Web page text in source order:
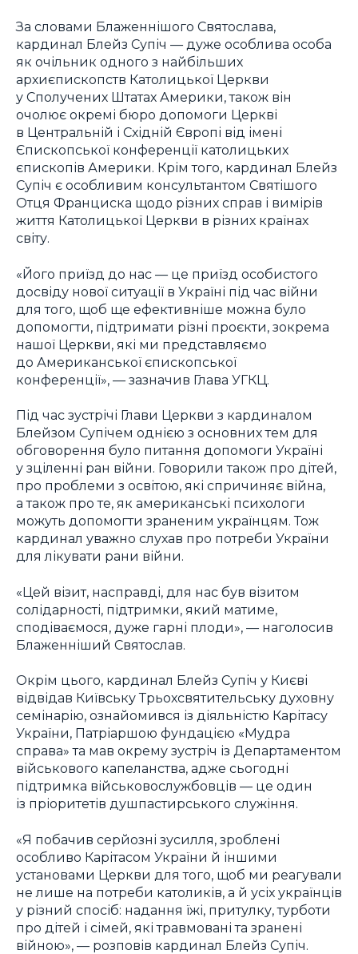
За словами Блаженнішого Святослава,
кардинал Блейз Супіч — дуже особлива особа
як очільник одного з найбільших
архиєпископств Католицької Церкви
у Сполучених Штатах Америки, також він
очолює окремі бюро допомоги Церкві
в Центральній і Східній Європі від імені
Єпископської конференції католицьких
єпископів Америки. Крім того, кардинал Блейз
Супіч є особливим консультантом Святішого
Отця Франциска щодо різних справ і вимірів
життя Католицької Церкви в різних країнах
світу.
«Його приїзд до нас — це приїзд особистого
досвіду нової ситуації в Україні під час війни
для того, щоб ще ефективніше можна було
допомогти, підтримати різні проєкти, зокрема
нашої Церкви, які ми представляємо
до Американської єпископської
конференції», — зазначив Глава УГКЦ.
Під час зустрічі Глави Церкви з кардиналом
Блейзом Супічем однією з основних тем для
обговорення було питання допомоги Україні
у зціленні ран війни. Говорили також про дітей,
про проблеми з освітою, які спричиняє війна,
а також про те, як американські психологи
можуть допомогти зраненим українцям. Тож
кардинал уважно слухав про потреби України
для лікувати рани війни.
«Цей візит, насправді, для нас був візитом
солідарності, підтримки, який матиме,
сподіваємося, дуже гарні плоди», — наголосив
Блаженніший Святослав.
Окрім цього, кардинал Блейз Супіч у Києві
відвідав Київську Трьохсвятительську духовну
семінарію, ознайомився із діяльністю Карітасу
України, Патріаршою фундацією «Мудра
справа» та мав окрему зустріч із Департаментом
військового капеланства, адже сьогодні
підтримка військовослужбовців — це один
із пріоритетів душпастирського служіння.
«Я побачив серйозні зусилля, зроблені
особливо Карітасом України й іншими
установами Церкви для того, щоб ми реагували
не лише на потреби католиків, а й усіх українців
у різний спосіб: надання їжі, притулку, турботи
про дітей і сімей, які травмовані та зранені
війною», — розповів кардинал Блейз Супіч.